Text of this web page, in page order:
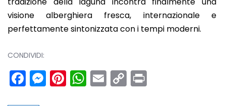
visione alberghiera fresca, internazionale e
perfettamente sintonizzata con i tempi moderni.
CONDIVIDI:
Facebook
Messenger
Pinterest
WhatsApp
Email
Copy
Link